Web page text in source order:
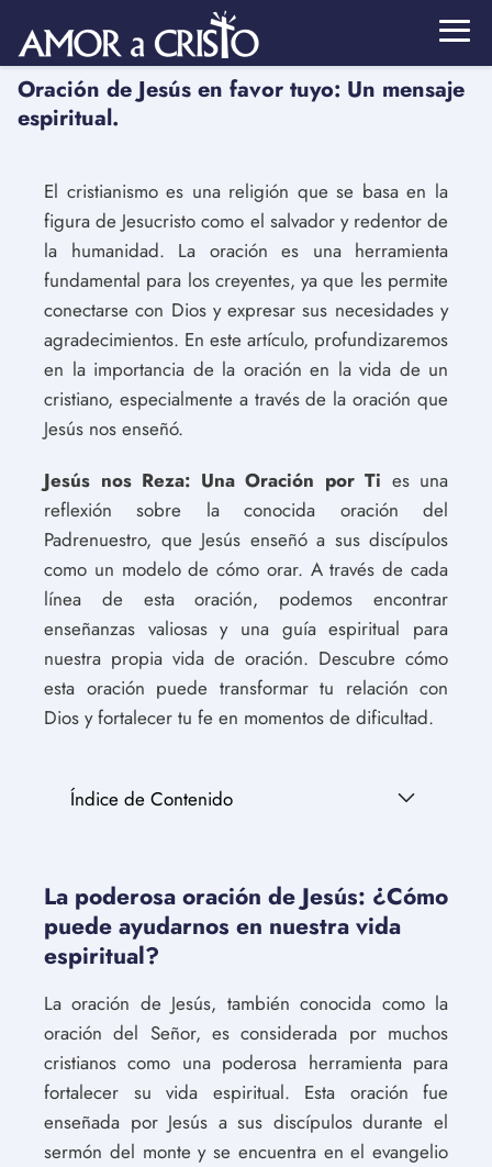
Oración de Jesús en favor tuyo: Un mensaje
espiritual.
El cristianismo es una religión que se basa en la
figura de Jesucristo como el salvador y redentor de
la humanidad. La oración es una herramienta
fundamental para los creyentes, ya que les permite
conectarse con Dios y expresar sus necesidades y
agradecimientos. En este artículo, profundizaremos
en la importancia de la oración en la vida de un
cristiano, especialmente a través de la oración que
Jesús nos enseñó.
Jesús nos Reza: Una Oración por Ti es una
reflexión sobre la conocida oración del
Padrenuestro, que Jesús enseñó a sus discípulos
como un modelo de cómo orar. A través de cada
línea de esta oración, podemos encontrar
enseñanzas valiosas y una guía espiritual para
nuestra propia vida de oración. Descubre cómo
esta oración puede transformar tu relación con
Dios y fortalecer tu fe en momentos de dificultad.
Índice de Contenido
La poderosa oración de Jesús: ¿Cómo
puede ayudarnos en nuestra vida
espiritual?
La oración de Jesús, también conocida como la
oración del Señor, es considerada por muchos
cristianos como una poderosa herramienta para
fortalecer su vida espiritual. Esta oración fue
enseñada por Jesús a sus discípulos durante el
sermón del monte y se encuentra en el evangelio